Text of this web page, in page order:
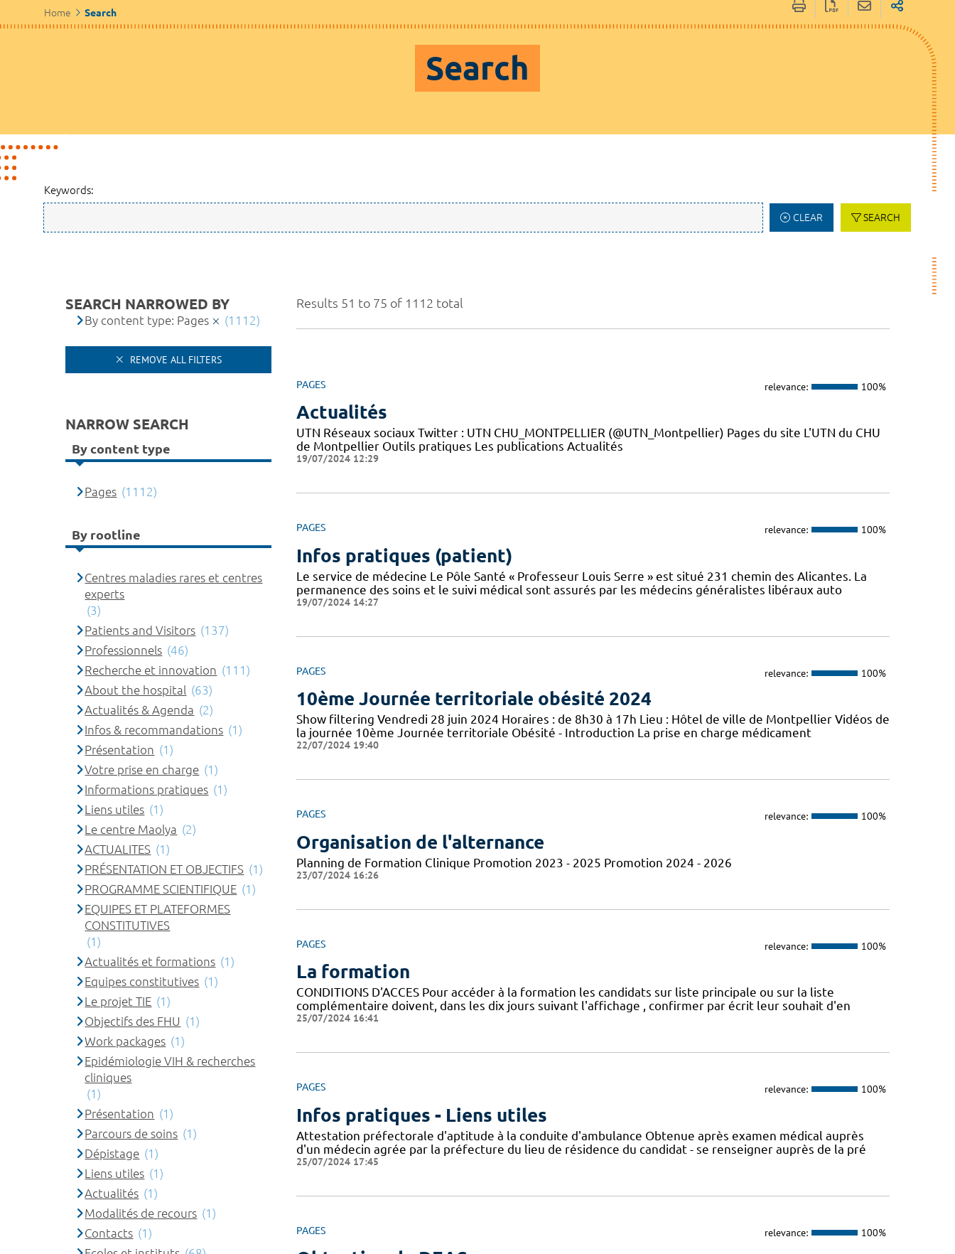
Home Search
Search
Keywords:
CLEAR SEARCH
Results 51 to 75 of 1112 total
PAGES relevance: 100%
Actualités
UTN Réseaux sociaux Twitter : UTN CHU_MONTPELLIER (@UTN_Montpellier) Pages du site L'UTN du CHU
de Montpellier Outils pratiques Les publications Actualités
19/07/2024 12:29
PAGES relevance: 100%
Infos pratiques (patient)
Le service de médecine Le Pôle Santé « Professeur Louis Serre » est situé 231 chemin des Alicantes. La
permanence des soins et le suivi médical sont assurés par les médecins généralistes libéraux auto
19/07/2024 14:27
PAGES relevance: 100%
10ème Journée territoriale obésité 2024
Show filtering Vendredi 28 juin 2024 Horaires : de 8h30 à 17h Lieu : Hôtel de ville de Montpellier Vidéos de
la journée 10ème Journée territoriale Obésité - Introduction La prise en charge médicament
22/07/2024 19:40
PAGES relevance: 100%
Organisation de l'alternance
Planning de Formation Clinique Promotion 2023 - 2025 Promotion 2024 - 2026
23/07/2024 16:26
PAGES relevance: 100%
La formation
CONDITIONS D'ACCES Pour accéder à la formation les candidats sur liste principale ou sur la liste
complémentaire doivent, dans les dix jours suivant l'affichage , confirmer par écrit leur souhait d'en
25/07/2024 16:41
PAGES relevance: 100%
Infos pratiques - Liens utiles
Attestation préfectorale d'aptitude à la conduite d'ambulance Obtenue après examen médical auprès
d'un médecin agrée par la préfecture du lieu de résidence du candidat - se renseigner auprès de la pré
25/07/2024 17:45
PAGES relevance: 100%
SEARCH NARROWED BY
By content type: Pages (1112)
REMOVE ALL FILTERS
NARROW SEARCH
By content type
Pages (1112)
By rootline
Centres maladies rares et centres
experts
(3)
Patients and Visitors (137)
Professionnels (46)
Recherche et innovation (111)
About the hospital (63)
Actualités & Agenda (2)
Infos & recommandations (1)
Présentation (1)
Votre prise en charge (1)
Informations pratiques (1)
Liens utiles (1)
Le centre Maolya (2)
ACTUALITES (1)
PRÉSENTATION ET OBJECTIFS (1)
PROGRAMME SCIENTIFIQUE (1)
EQUIPES ET PLATEFORMES
CONSTITUTIVES
(1)
Actualités et formations (1)
Equipes constitutives (1)
Le projet TIE (1)
Objectifs des FHU (1)
Work packages (1)
Epidémiologie VIH & recherches
cliniques
(1)
Présentation (1)
Parcours de soins (1)
Dépistage (1)
Liens utiles (1)
Actualités (1)
Modalités de recours (1)
Contacts (1)